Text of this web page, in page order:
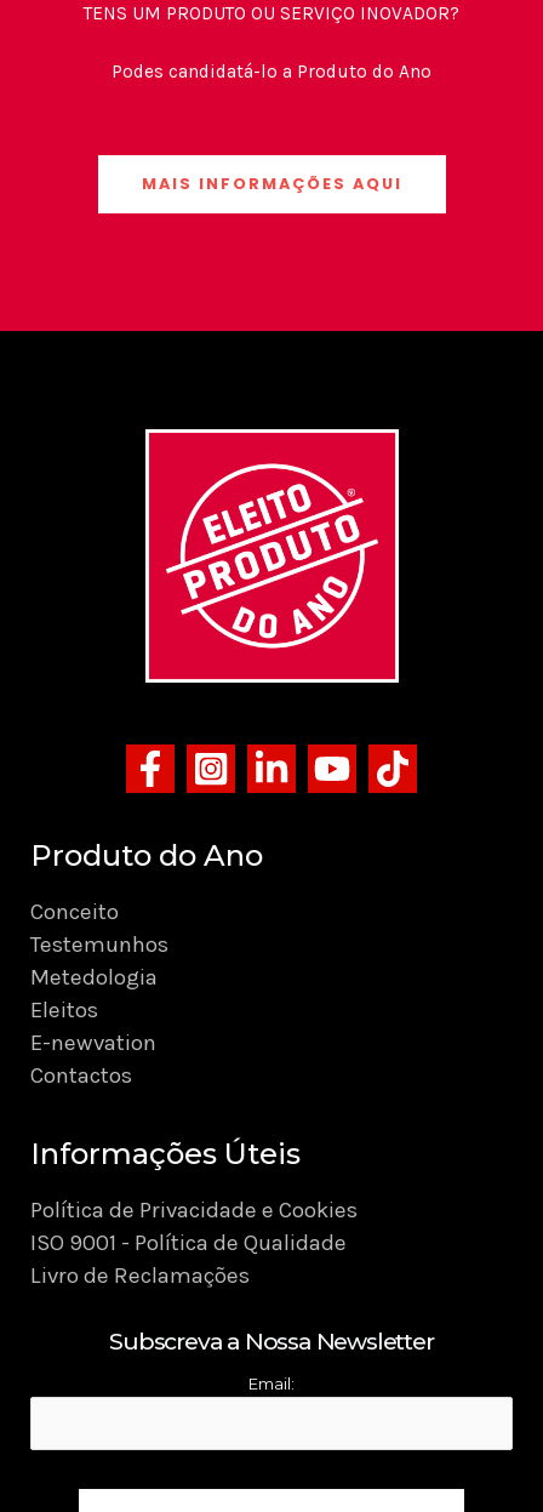
TENS UM PRODUTO OU SERVIÇO INOVADOR?
Podes candidatá-lo a Produto do Ano
MAIS INFORMAÇÕES AQUI
Produto do Ano
Conceito
Testemunhos
Metedologia
Eleitos
E-newvation
Contactos
Informações Úteis
Política de Privacidade e Cookies
ISO 9001 - Política de Qualidade
Livro de Reclamações
Subscreva a Nossa Newsletter
Email: